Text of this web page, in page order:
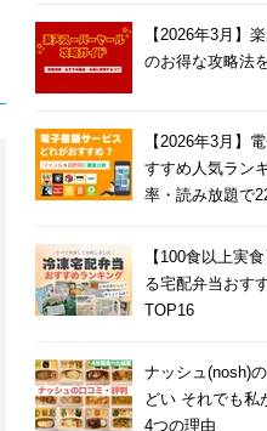
【2026年3月】
のお得な攻略法
【2026年3月】
すすめ人気ラン
率・読み放題で
【100食以上実
る宅配弁当おす
TOP16
ナッシュ(nosh)
どい それでも私
4つの理由